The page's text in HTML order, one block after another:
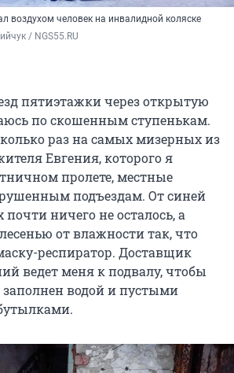
воздухом человек на инвалидной коляске
/ NGS55.RU
пятиэтажки через открытую
по скошенным ступенькам.
раз на самых мизерных из
Евгения, которого я
пролете, местные
подъездам. От синей
почти ничего не осталось, а
от влажности так, что
респиратор. Доставщик
ведет меня к подвалу, чтобы
заполнен водой и пустыми